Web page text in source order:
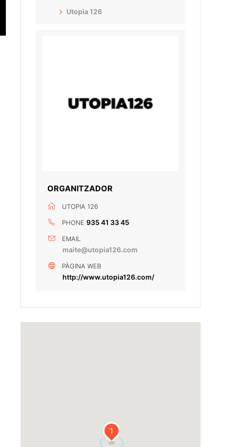
Utopia 126
ORGANITZADOR
UTOPIA 126
PHONE 935 41 33 45
EMAIL
maite@utopia126.com
PÀGINA WEB
http://www.utopia126.com/
1